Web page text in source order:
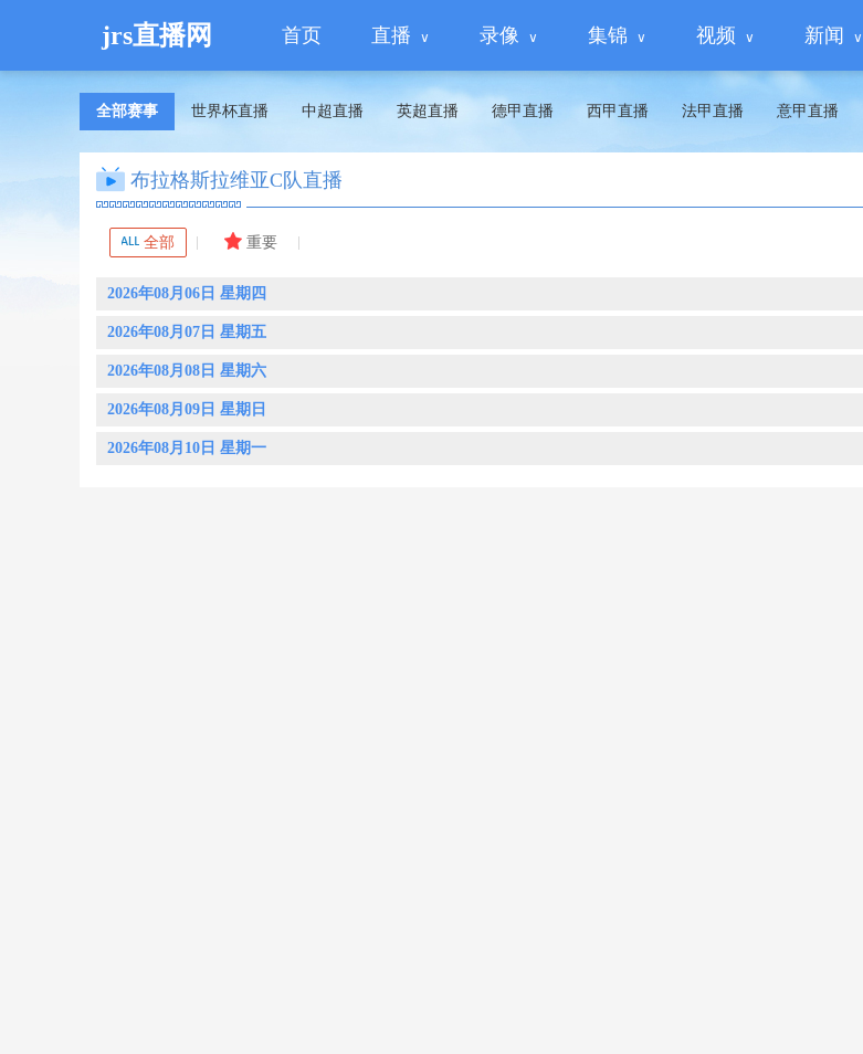
jrs直播网 首页 直播 录像 集锦 视频 新闻
全部赛事 世界杯直播 中超直播 英超直播 德甲直播 西甲直播 法甲直播 意甲直播
布拉格斯拉维亚C队直播
全部 重要
2026年08月06日 星期四
2026年08月07日 星期五
2026年08月08日 星期六
2026年08月09日 星期日
2026年08月10日 星期一